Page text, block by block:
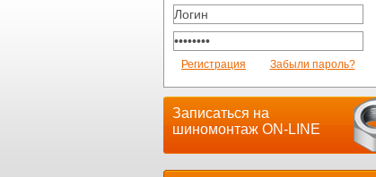
Регистрация Забыли пароль?
Записаться на
шиномонтаж ON-LINE